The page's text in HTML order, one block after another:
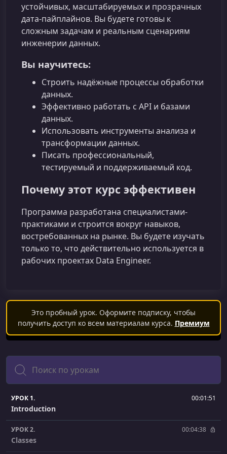
устойчивых, масштабируемых и прозрачных
дата‑пайплайнов. Вы будете готовы к
сложным задачам и реальным сценариям
инженерии данных.
Вы научитесь:
Строить надёжные процессы обработки
данных.
Эффективно работать с API и базами
данных.
Использовать инструменты анализа и
трансформации данных.
Писать профессиональный,
тестируемый и поддерживаемый код.
Почему этот курс эффективен
Программа разработана специалистами-
практиками и строится вокруг навыков,
востребованных на рынке. Вы будете изучать
только то, что действительно используется в
рабочих проектах Data Engineer.
Это пробный урок. Оформите подписку, чтобы
получить доступ ко всем материалам курса. Премиум
Поиск
УРОК 1. 00:01:51
Introduction
УРОК 2. 00:04:38
Classes